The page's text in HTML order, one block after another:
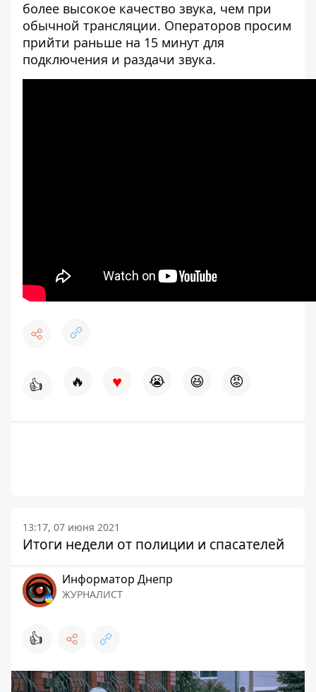
более высокое качество звука, чем при
обычной трансляции. Операторов просим
прийти раньше на 15 минут для
подключения и раздачи звука.
👍 🔥 ♥ 😭 😆 😡
13:17, 07 июня 2021
Итоги недели от полиции и спасателей
Информатор Днепр
ЖУРНАЛИСТ
👍